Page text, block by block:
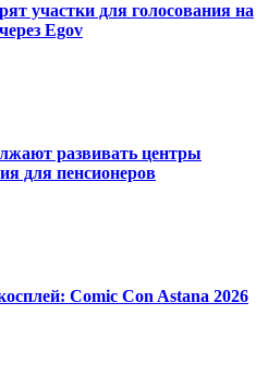
участки для голосования на
Egov
развивать центры
для пенсионеров
Comic Con Astana 2026